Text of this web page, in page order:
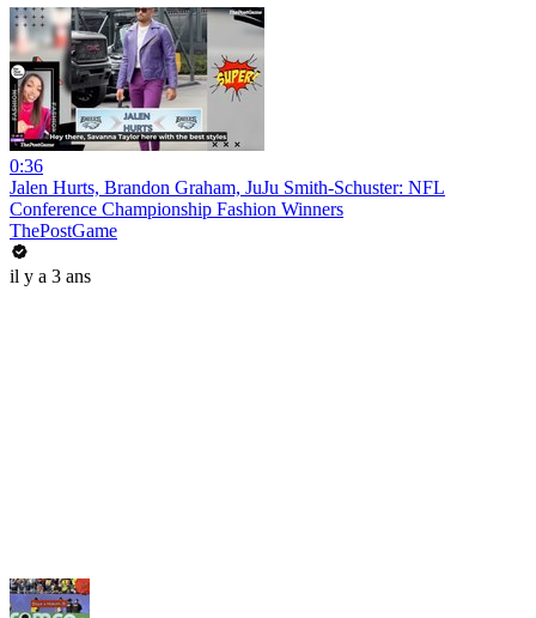
0:36
Jalen Hurts, Brandon Graham, JuJu Smith-Schuster: NFL
Conference Championship Fashion Winners
ThePostGame
il y a 3 ans